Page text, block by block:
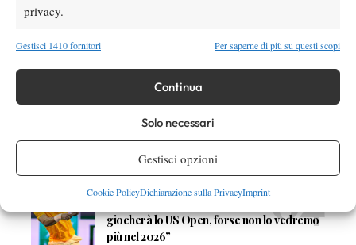
privacy.
Gestisci 1410 fornitori Per saperne di più su questi scopi
Continua
Solo necessari
Gestisci opzioni
Cookie PolicyDichiarazione sulla PrivacyImprint
Masters 1000 Cincinnati 2026: forfait di
Quinn, Sonego entra nel tabellone
Masters 1000 Cincinnati 2026: a che ora e
dove vedere il sorteggio del tabellone
Rusedski sul futuro di Alcaraz: “Non
giocherà lo US Open, forse non lo vedremo
più nel 2026”